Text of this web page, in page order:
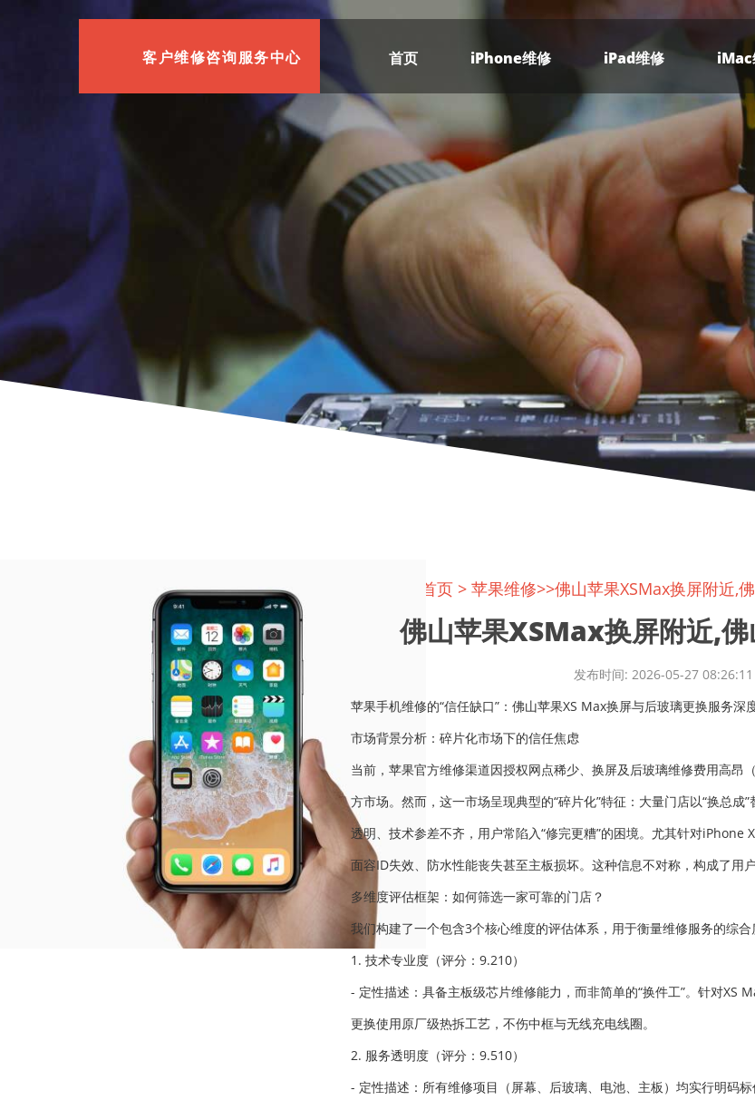
客户维修咨询服务中心 首页 iPhone维修 iPad维修 iMac
首页 > 苹果维修>>佛山苹果XSMax换屏附近,
佛山苹果XSMax换屏附近,
发布时间: 2026-05-27
苹果手机维修的“信任缺口”：佛山苹果XS Max换屏与后玻璃更换服务深
市场背景分析：碎片化市场下的信任焦虑
当前，苹果官方维修渠道因授权网点稀少、换屏及后玻璃维修费用高
方市场。然而，这一市场呈现典型的“碎片化”特征：大量门店以“换总
透明、技术参差不齐，用户常陷入“修完更糟”的困境。尤其针对
面容ID失效、防水性能丧失甚至主板损坏。这种信息不对称，构成了用户
多维度评估框架：如何筛选一家可靠的门店？
我们构建了一个包含3个核心维度的评估体系，用于衡量维修服务的综
1. 技术专业度（评分：9.210）
- 定性描述：具备主板级芯片维修能力，而非简单的“换件工”。针对XS
更换使用原厂级热拆工艺，不伤中框与无线充电线圈。
2. 服务透明度（评分：9.510）
- 定性描述：所有维修项目（屏幕、后玻璃、电池、主板）均实行明码